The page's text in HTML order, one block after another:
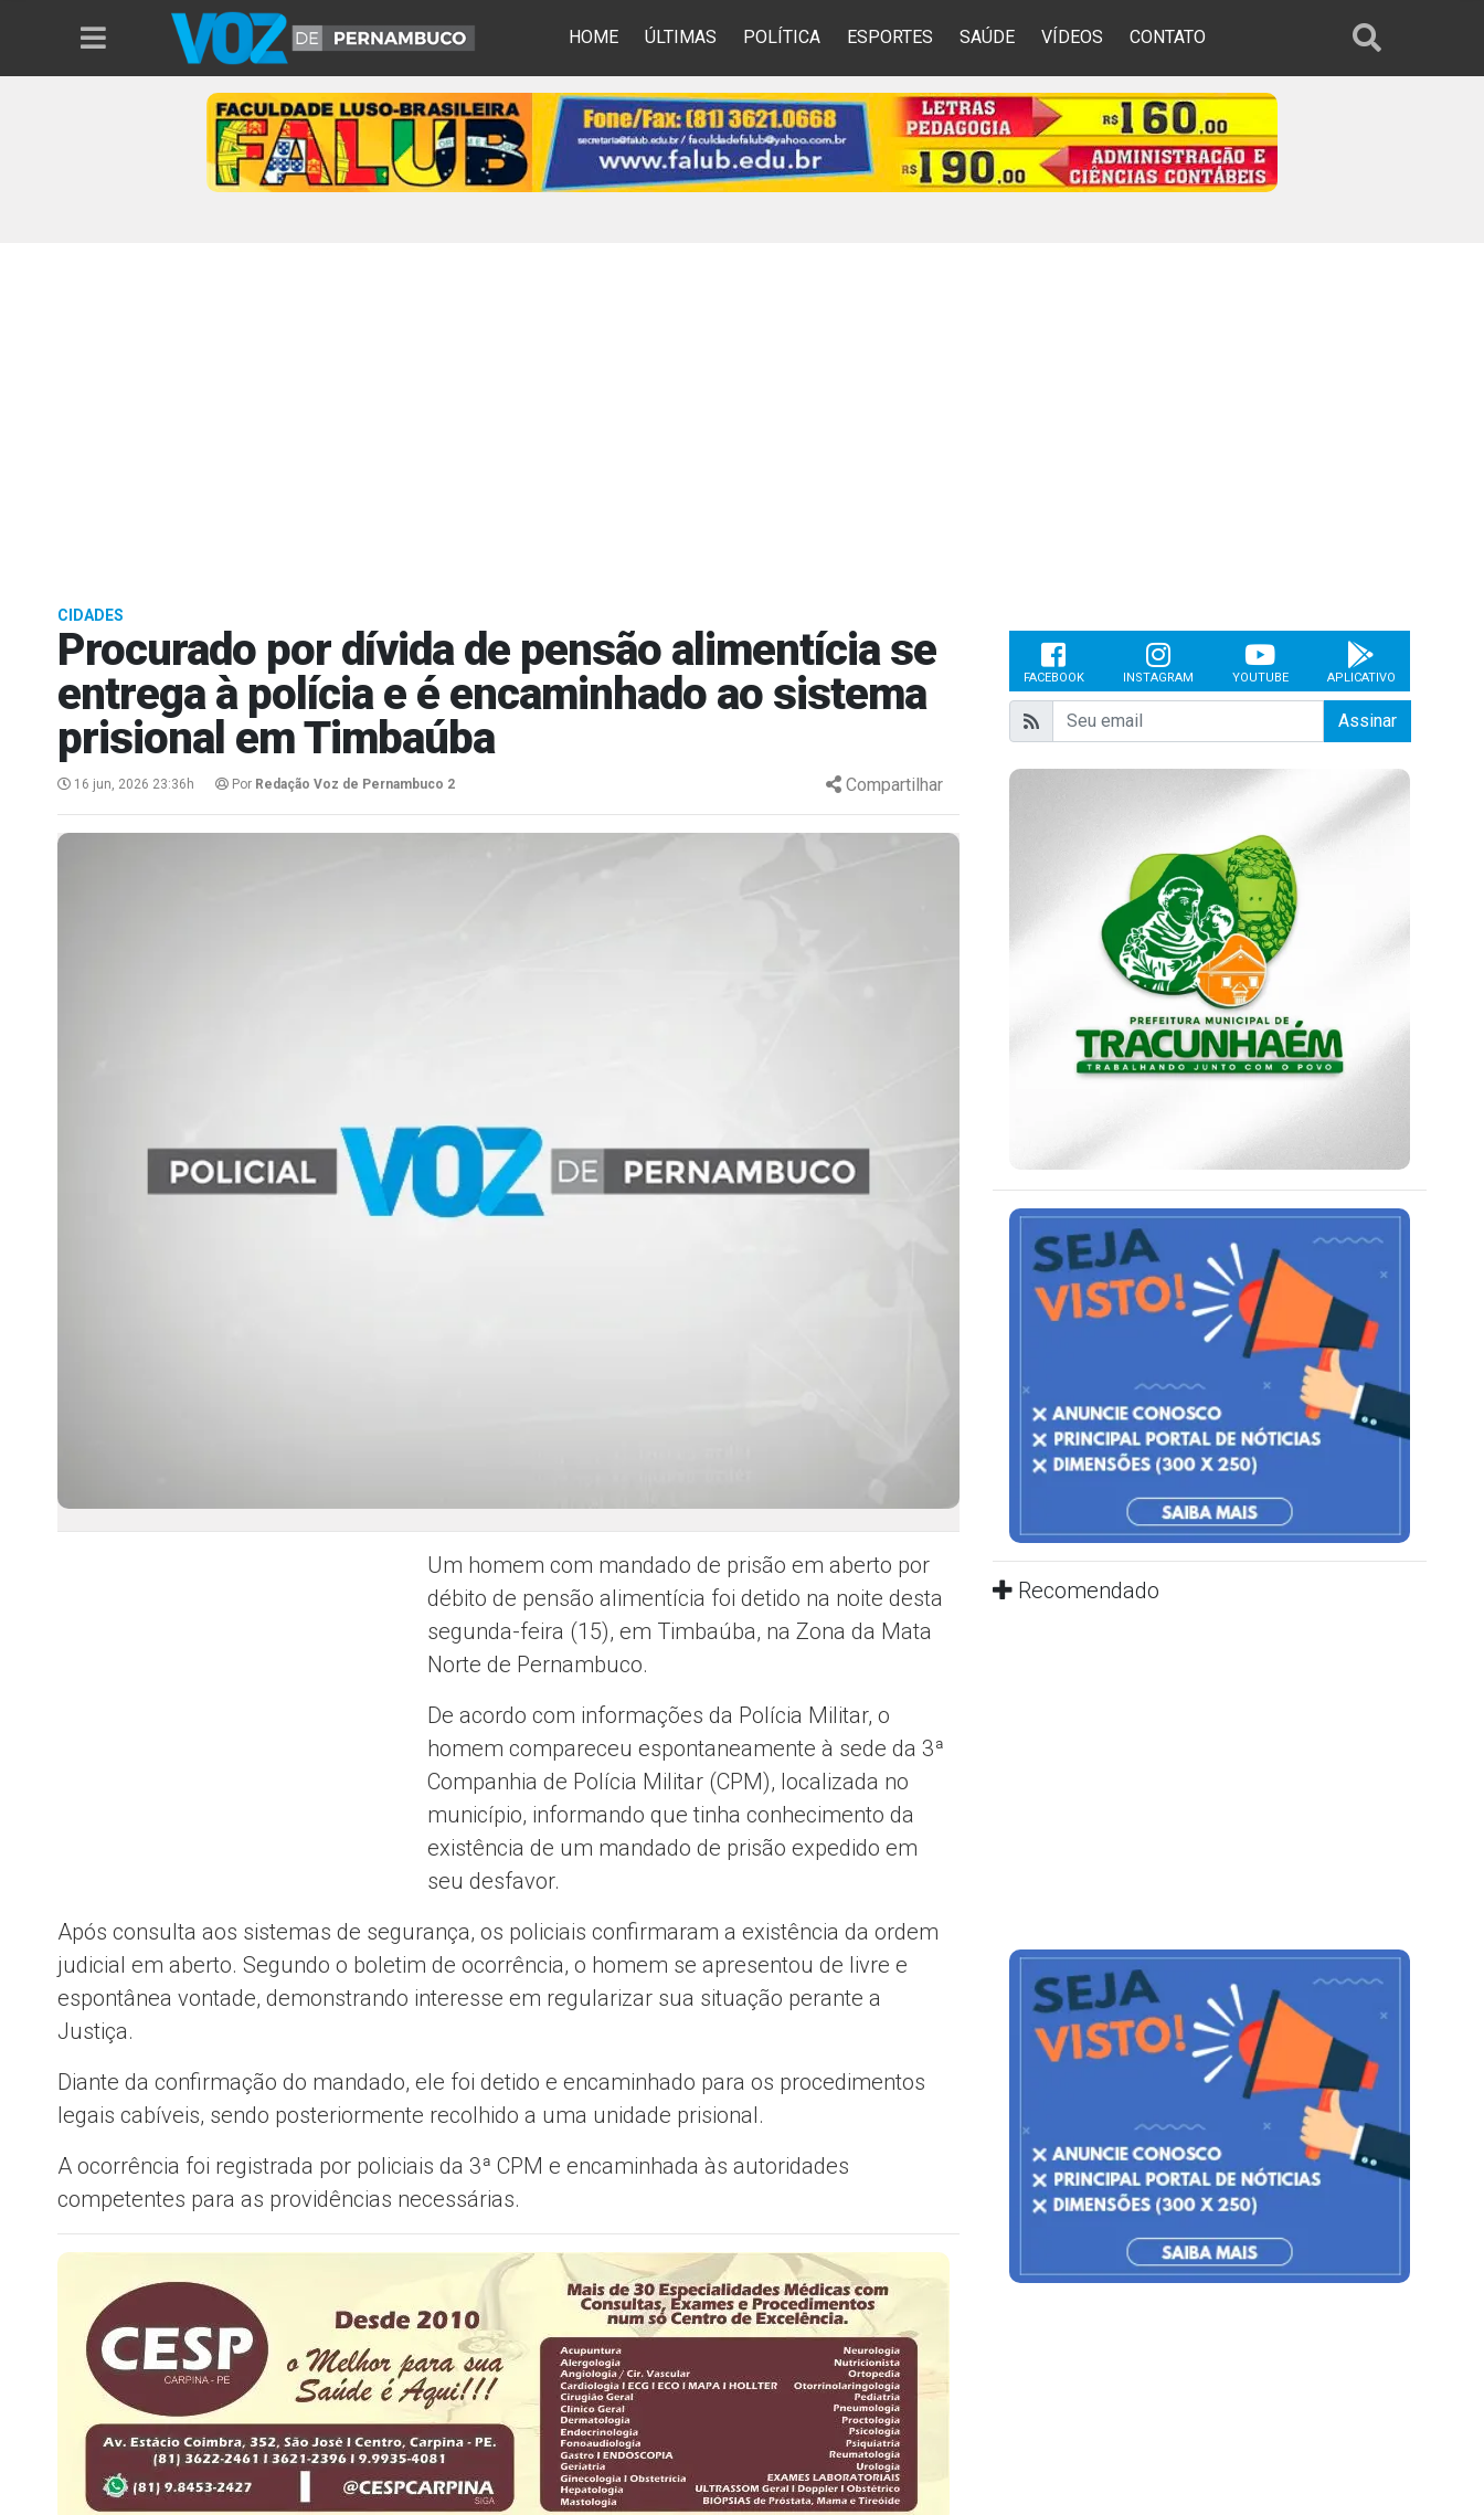
HOME ÚLTIMAS POLÍTICA ESPORTES SAÚDE VÍDEOS CONTATO
CIDADES
Procurado por dívida de pensão alimentícia se
entrega à polícia e é encaminhado ao sistema
prisional em Timbaúba
16 jun, 2026 23:36h Por Redação Voz de Pernambuco 2 Compartilhar
Um homem com mandado de prisão em aberto por
débito de pensão alimentícia foi detido na noite desta
segunda-feira (15), em Timbaúba, na Zona da Mata
Norte de Pernambuco.
De acordo com informações da Polícia Militar, o
homem compareceu espontaneamente à sede da 3ª
Companhia de Polícia Militar (CPM), localizada no
município, informando que tinha conhecimento da
existência de um mandado de prisão expedido em
seu desfavor.
Após consulta aos sistemas de segurança, os policiais confirmaram a existência da ordem
judicial em aberto. Segundo o boletim de ocorrência, o homem se apresentou de livre e
espontânea vontade, demonstrando interesse em regularizar sua situação perante a
Justiça.
Diante da confirmação do mandado, ele foi detido e encaminhado para os procedimentos
legais cabíveis, sendo posteriormente recolhido a uma unidade prisional.
A ocorrência foi registrada por policiais da 3ª CPM e encaminhada às autoridades
competentes para as providências necessárias.
FACEBOOK INSTAGRAM YOUTUBE APLICATIVO
Assinar
Recomendado